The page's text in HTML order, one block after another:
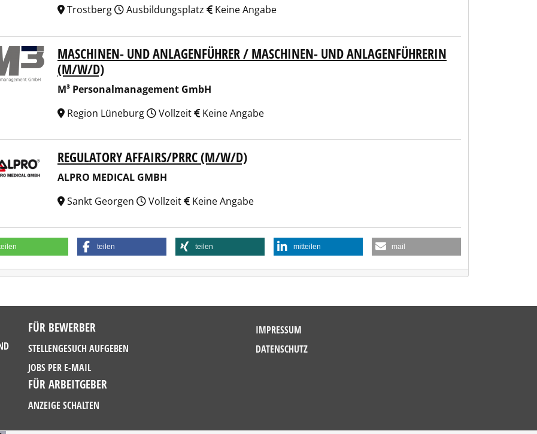
Trostberg
Ausbildungsplatz Keine Angabe
GmbH
MASCHINEN- UND ANLAGENFÜHRER / MASCHINEN- UND ANLAGENFÜHRERIN
(M/W/D)
M³ Personalmanagement GmbH
Region Lüneburg
Vollzeit Keine Angabe
MEDICAL GMBHREGULATORY AFFAIRS/PRRC (M/W/D)
ALPRO MEDICAL GMBH
Sankt Georgen
Vollzeit Keine Angabe
teilen teilen mitteilen mail
FÜR BEWERBER
STELLENGESUCH AUFGEBEN
JOBS PER E-MAIL
FÜR ARBEITGEBER
ANZEIGE SCHALTEN
IMPRESSUM
DATENSCHUTZ